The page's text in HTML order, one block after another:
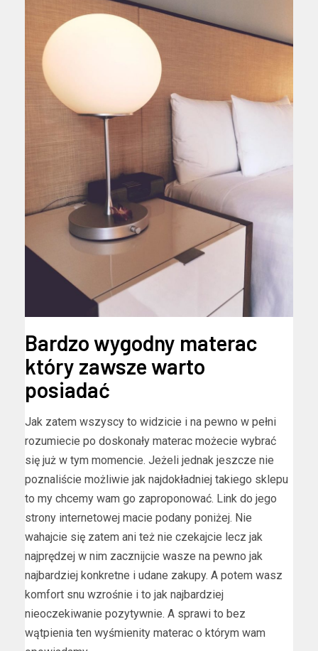
Bardzo wygodny materac
który zawsze warto
posiadać
Jak zatem wszyscy to widzicie i na pewno w pełni
rozumiecie po doskonały materac możecie wybrać
się już w tym momencie. Jeżeli jednak jeszcze nie
poznaliście możliwie jak najdokładniej takiego sklepu
to my chcemy wam go zaproponować. Link do jego
strony internetowej macie podany poniżej. Nie
wahajcie się zatem ani też nie czekajcie lecz jak
najprędzej w nim zacznijcie wasze na pewno jak
najbardziej konkretne i udane zakupy. A potem wasz
komfort snu wzrośnie i to jak najbardziej
nieoczekiwanie pozytywnie. A sprawi to bez
wątpienia ten wyśmienity materac o którym wam